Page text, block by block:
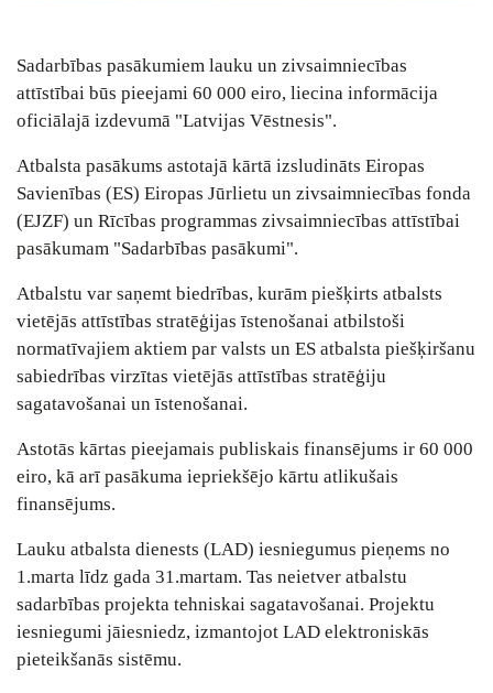
Sadarbības pasākumiem lauku un zivsaimniecības
attīstībai būs pieejami 60 000 eiro, liecina informācija
oficiālajā izdevumā "Latvijas Vēstnesis".
Atbalsta pasākums astotajā kārtā izsludināts Eiropas
Savienības (ES) Eiropas Jūrlietu un zivsaimniecības fonda
(EJZF) un Rīcības programmas zivsaimniecības attīstībai
pasākumam "Sadarbības pasākumi".
Atbalstu var saņemt biedrības, kurām piešķirts atbalsts
vietējās attīstības stratēģijas īstenošanai atbilstoši
normatīvajiem aktiem par valsts un ES atbalsta piešķiršanu
sabiedrības virzītas vietējās attīstības stratēģiju
sagatavošanai un īstenošanai.
Astotās kārtas pieejamais publiskais finansējums ir 60 000
eiro, kā arī pasākuma iepriekšējo kārtu atlikušais
finansējums.
Lauku atbalsta dienests (LAD) iesniegumus pieņems no
1.marta līdz gada 31.martam. Tas neietver atbalstu
sadarbības projekta tehniskai sagatavošanai. Projektu
iesniegumi jāiesniedz, izmantojot LAD elektroniskās
pieteikšanās sistēmu.